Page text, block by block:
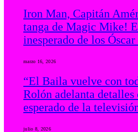
Iron Man, Capitán
tanga de Magic Mike!
inesperado de los
marzo 16, 2026
“El Baila vuelve con
Rolón adelanta detalles
esperado de la
julio 8, 2026